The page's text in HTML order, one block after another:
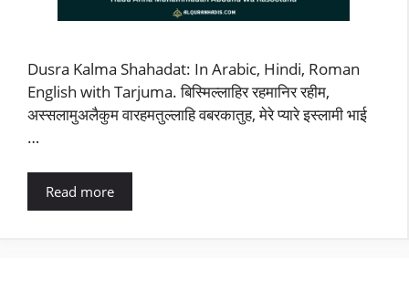
Dusra Kalma Shahadat: In Arabic, Hindi, Roman
English with Tarjuma. बिस्मिल्लाहिर रहमानिर रहीम,
अस्सलामुअलैकुम वारहमतुल्लाहि वबरकातुह, मेरे प्यारे इस्लामी भाई
…
Read more